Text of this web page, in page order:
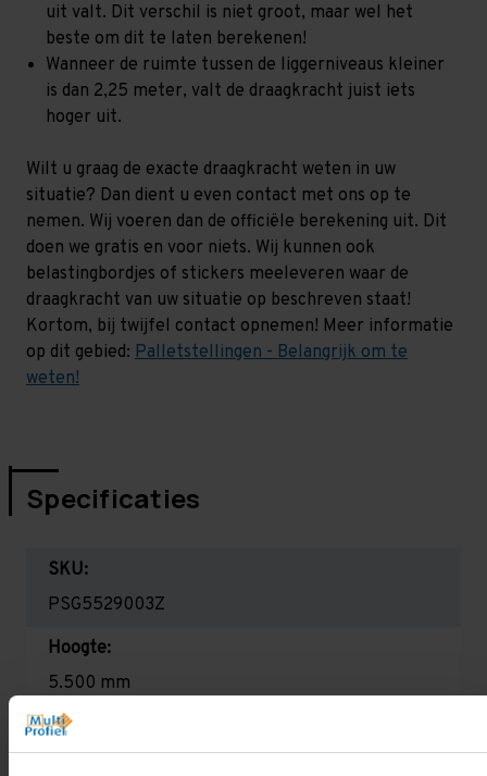
uit valt. Dit verschil is niet groot, maar wel het
beste om dit te laten berekenen!
Wanneer de ruimte tussen de liggerniveaus kleiner
is dan 2,25 meter, valt de draagkracht juist iets
hoger uit.
Wilt u graag de exacte draagkracht weten in uw
situatie? Dan dient u even contact met ons op te
nemen. Wij voeren dan de officiële berekening uit. Dit
doen we gratis en voor niets. Wij kunnen ook
belastingbordjes of stickers meeleveren waar de
draagkracht van uw situatie op beschreven staat!
Kortom, bij twijfel contact opnemen! Meer informatie
op dit gebied: Palletstellingen - Belangrijk om te
weten!
Specificaties
SKU:
PSG5529003Z
Hoogte:
5.500 mm
Diepte: